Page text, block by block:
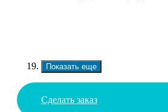
Показать еще
Сделать заказ